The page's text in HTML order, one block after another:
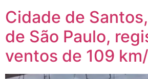
Cidade de
de São Paulo,
ventos de 109